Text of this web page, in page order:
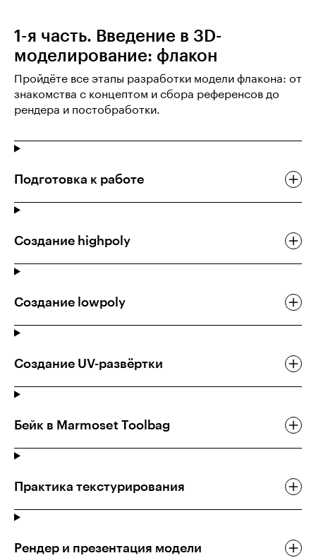
1-я часть. Введение в 3D-
моделирование: флакон
Пройдёте все этапы разработки модели флакона: от
знакомства с концептом и сбора референсов до
рендера и постобработки.
Подготовка к работе
Создание highpoly
Создание lowpoly
Создание UV-развёртки
Бейк в Marmoset Toolbag
Практика текстурирования
Рендер и презентация модели